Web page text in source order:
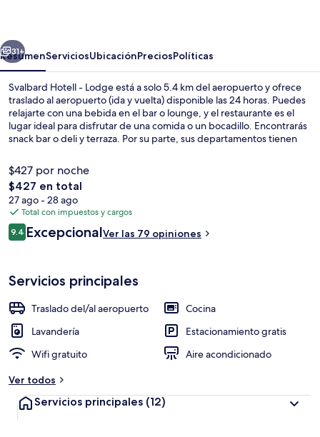
Siguiente
31+
ResumenServiciosUbicaciónPreciosPolíticas
Svalbard Hotell - Lodge está a solo 5.4 km del aeropuerto y ofrece
traslado al aeropuerto (ida y vuelta) disponible las 24 horas. Puedes
relajarte con una bebida en el bar o lounge, y el restaurante es el
lugar ideal para disfrutar de una comida o un bocadillo. Encontrarás
snack bar o deli y terraza. Por su parte, sus departamentos tienen
$427 por noche
El
precio
total
es
de
$427 en total
27 ago - 28 ago
Total con impuestos y cargos
Opiniones
9.49.4 de 10,
ExcepcionalVer las 79 opiniones
Servicios principales
Traslado del/al aeropuerto
Cocina
Lavandería
Estacionamiento gratis
Wifi gratuito
Aire acondicionado
Ver todos
Servicios principales (12)